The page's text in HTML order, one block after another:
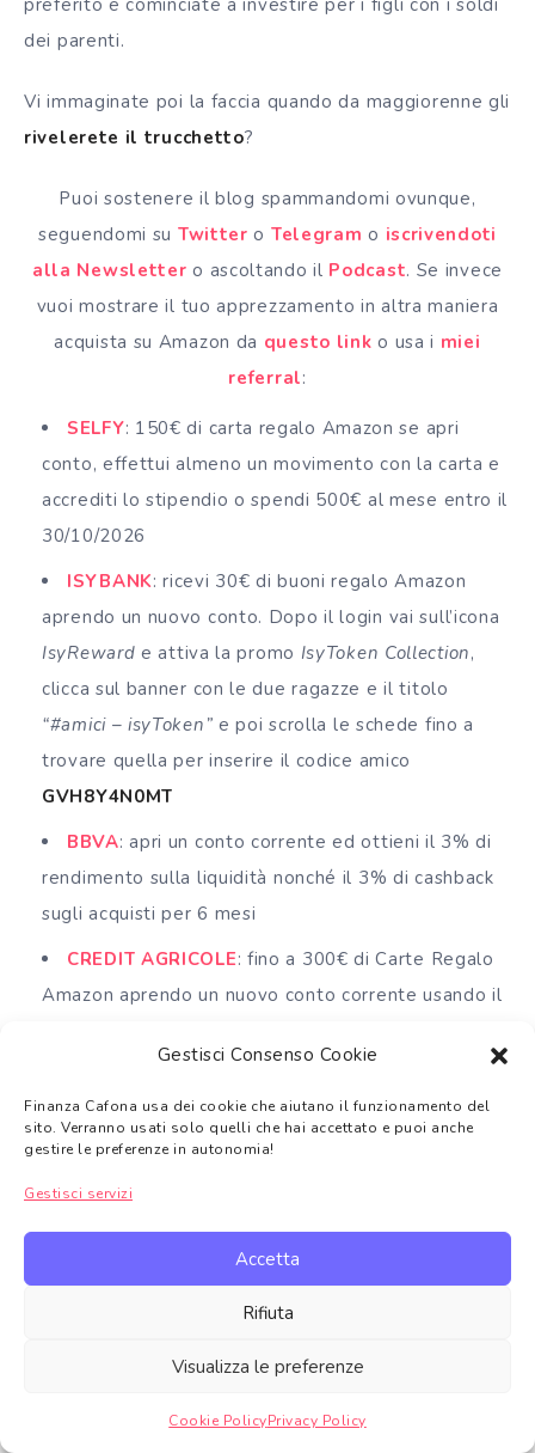
Gestisci Consenso Cookie
Finanza Cafona usa dei cookie che aiutano il funzionamento del
sito. Verranno usati solo quelli che hai accettato e puoi anche
gestire le preferenze in autonomia!
Gestisci servizi
Accetta
Rifiuta
Visualizza le preferenze
Cookie PolicyPrivacy Policy
preferito e cominciate a investire per i figli con i soldi
dei parenti.
Vi immaginate poi la faccia quando da maggiorenne gli
rivelerete il trucchetto?
Puoi sostenere il blog spammandomi ovunque,
seguendomi su Twitter o Telegram o iscrivendoti
alla Newsletter o ascoltando il Podcast. Se invece
vuoi mostrare il tuo apprezzamento in altra maniera
acquista su Amazon da questo link o usa i miei
referral:
SELFY: 150€ di carta regalo Amazon se apri
conto, effettui almeno un movimento con la carta e
accrediti lo stipendio o spendi 500€ al mese entro il
30/10/2026
ISYBANK: ricevi 30€ di buoni regalo Amazon
aprendo un nuovo conto. Dopo il login vai sull’icona
IsyReward e attiva la promo IsyToken Collection,
clicca sul banner con le due ragazze e il titolo
“#amici – isyToken” e poi scrolla le schede fino a
trovare quella per inserire il codice amico
GVH8Y4N0MT
BBVA: apri un conto corrente ed ottieni il 3% di
rendimento sulla liquidità nonché il 3% di cashback
sugli acquisti per 6 mesi
CREDIT AGRICOLE: fino a 300€ di Carte Regalo
Amazon aprendo un nuovo conto corrente usando il
facendo spese con la carta da 500€ a 2000€ nei
primi 60 giorni
SWITCHO: ottieni 10€ di Buono Amazon se fai un
cambio di bolletta, operatore telefonico o se sfrutti
PRIMA ASSICURAZIONE: ricevi 50€ di sconto
sull’assicurazione auto e moto
e gas e la migliore offerta sul mercato